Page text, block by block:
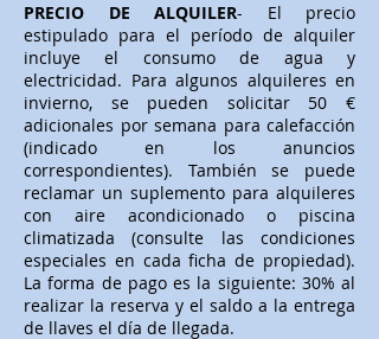
PRECIO DE ALQUILER- El precio
estipulado para el período de alquiler
incluye el consumo de agua y
electricidad. Para algunos alquileres en
invierno, se pueden solicitar 50 €
adicionales por semana para calefacción
(indicado en los anuncios
correspondientes). También se puede
reclamar un suplemento para alquileres
con aire acondicionado o piscina
climatizada (consulte las condiciones
especiales en cada ficha de propiedad).
La forma de pago es la siguiente: 30% al
realizar la reserva y el saldo a la entrega
de llaves el día de llegada.